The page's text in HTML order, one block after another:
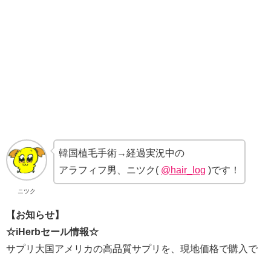
ニツク
韓国植毛手術→経過実況中の
アラフィフ男、ニツク( @hair_log )です！
【お知らせ】
☆iHerbセール情報☆
サプリ大国アメリカの高品質サプリを、現地価格で購入で